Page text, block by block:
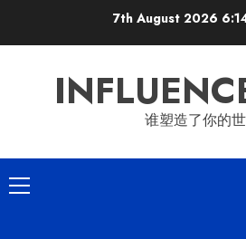
7th August 2026
谁塑造了你的
Primary